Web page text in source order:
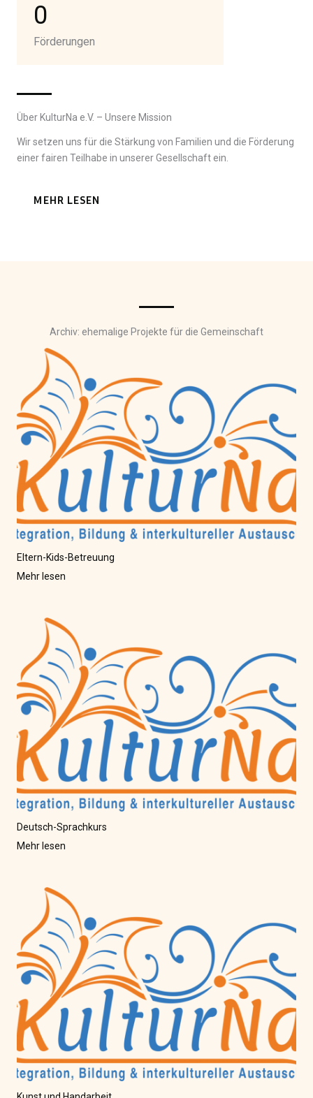
0
Förderungen
Über KulturNa e.V. – Unsere Mission
Wir setzen uns für die Stärkung von Familien und die Förderung
einer fairen Teilhabe in unserer Gesellschaft ein.
MEHR LESEN
Archiv: ehemalige Projekte für die Gemeinschaft
Eltern-Kids-Betreuung
Mehr lesen
Deutsch-Sprachkurs
Mehr lesen